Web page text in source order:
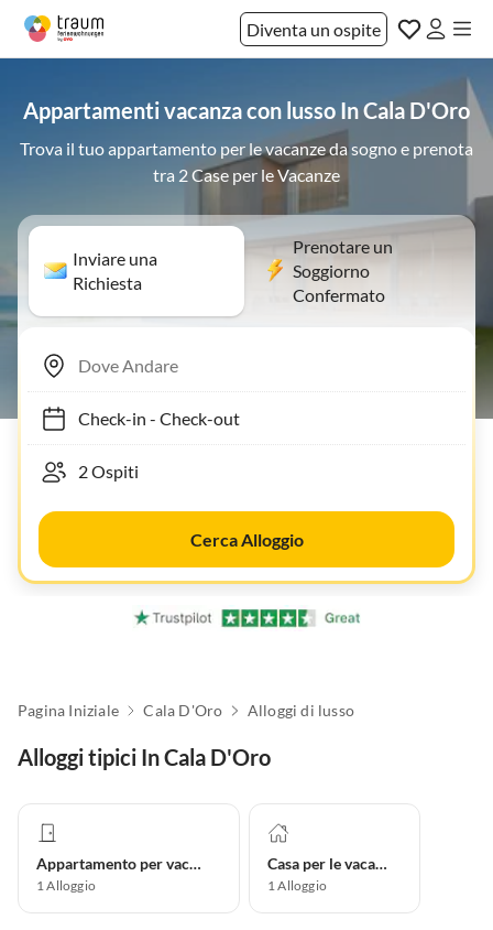
Diventa un ospite
Appartamenti vacanza con lusso In Cala D'Oro
Trova il tuo appartamento per le vacanze da sogno e prenota
tra 2 Case per le Vacanze
Inviare una
Richiesta
Prenotare un
Soggiorno
Confermato
Check-in- Check-out
Cerca Alloggio
Pagina Iniziale Cala D'Oro Alloggi di lusso
Alloggi tipici In Cala D'Oro
Appartamento per vacanze
1Alloggio
Casa per le vacanze
1Alloggio